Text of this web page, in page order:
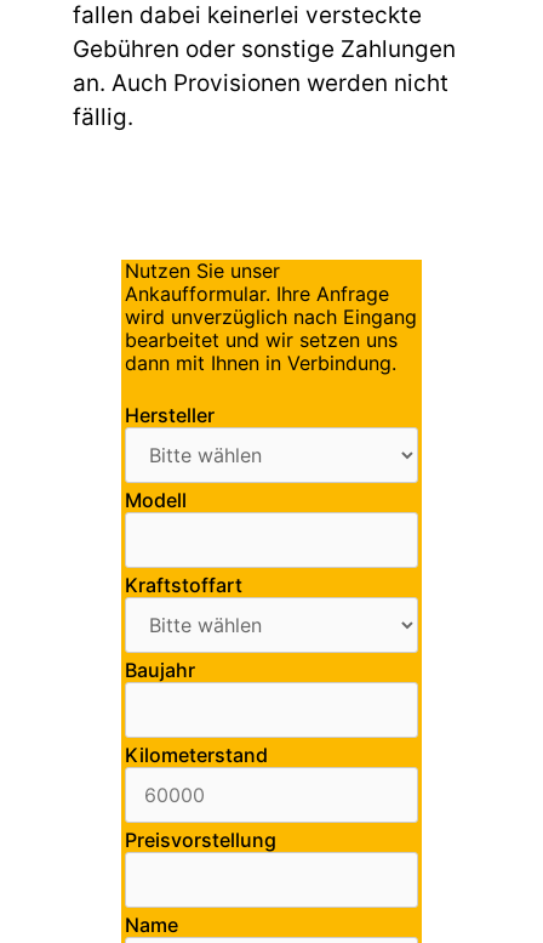
fallen dabei keinerlei versteckte
Gebühren oder sonstige Zahlungen
an. Auch Provisionen werden nicht
fällig.
Nutzen Sie unser
Ankaufformular. Ihre Anfrage
wird unverzüglich nach Eingang
bearbeitet und wir setzen uns
dann mit Ihnen in Verbindung.
Hersteller
Modell
Kraftstoffart
Baujahr
Kilometerstand
Preisvorstellung
Name